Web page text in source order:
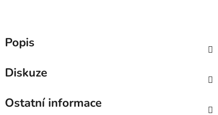
Popis
Diskuze
Ostatní informace